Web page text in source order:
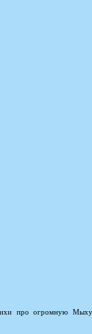
про огромную